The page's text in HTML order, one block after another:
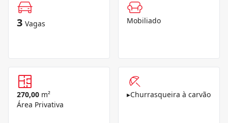
3 Vagas Mobiliado
270,00 m²
Área Privativa
▸Churrasqueira à carvão